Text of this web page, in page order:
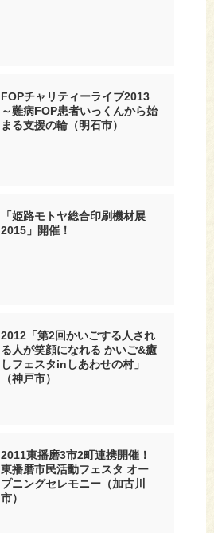
FOPチャリティーライブ2013
～難病FOP患者いっくんから始
まる支援の輪（明石市）
「姫路モトヤ総合印刷機材展
2015」開催！
2012「第2回かいごする人され
る人が笑顔になれる かいご&癒
しフェスタinしあわせの村」
（神戸市）
2011東播磨3市2町連携開催！
東播磨市民活動フェスタ オー
プニングセレモニー（加古川
市）